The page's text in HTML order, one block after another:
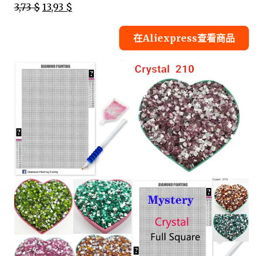
3,73 $ 13,93 $
在Aliexpress查看商品